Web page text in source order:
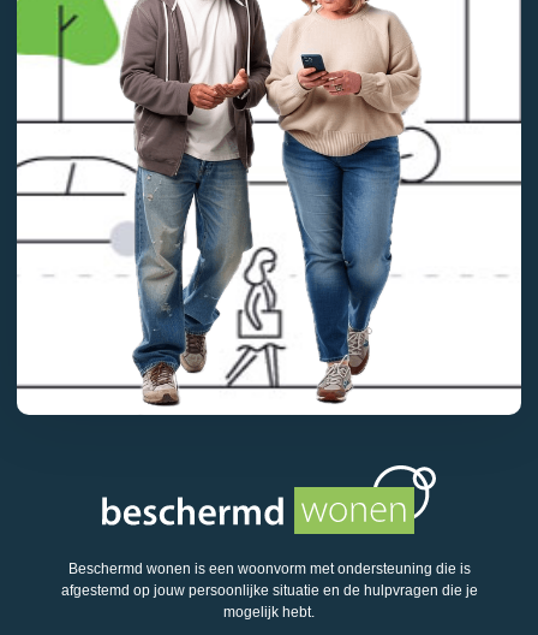
Beschermd wonen is een woonvorm met ondersteuning die is
afgestemd op jouw persoonlijke situatie en de hulpvragen die je
mogelijk hebt.